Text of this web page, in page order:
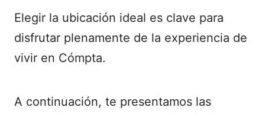
Elegir la ubicación ideal es clave para
disfrutar plenamente de la experiencia de
vivir en Cómpta.
A continuación, te presentamos las